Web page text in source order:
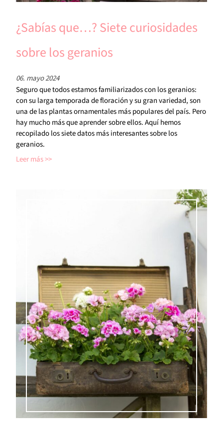
¿Sabías que…? Siete curiosidades
sobre los geranios
06. mayo 2024
Seguro que todos estamos familiarizados con los geranios:
con su larga temporada de floración y su gran variedad, son
una de las plantas ornamentales más populares del país. Pero
hay mucho más que aprender sobre ellos. Aquí hemos
recopilado los siete datos más interesantes sobre los
geranios.
Leer más